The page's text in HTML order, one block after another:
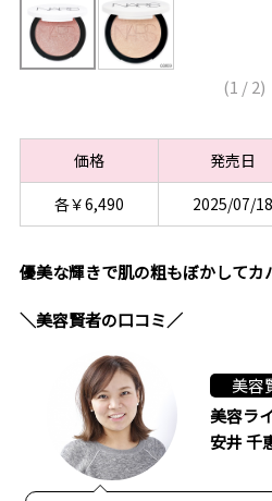
(1 /2)
価格 発売日
各￥6,490
2025/07/18
優美な輝きで肌の粗もぼかしてカ
＼美容賢者の口コミ／
美容
美容ラ
安井 千